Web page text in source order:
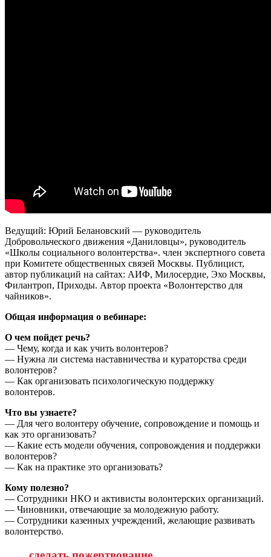
Ведущий: Юрий Белановский — руководитель
Добровольческого движения «Даниловцы», руководитель
«Школы социального волонтерства». член экспертного совета
при Комитете общественных связей Москвы. Публицист,
автор публикаций на сайтах: АИФ, Милосердие, Эхо Москвы,
Филантроп, Приходы. Автор проекта «Волонтерство для
чайников».
Общая информация о вебинаре:
О чем пойдет речь?
— Чему, когда и как учить волонтеров?
— Нужна ли система наставничества и кураторства среди
волонтеров?
— Как организовать психологическую поддержку
волонтеров.
Что вы узнаете?
— Для чего волонтеру обучение, сопровождение и помощь и
как это организовать?
— Какие есть модели обучения, сопровождения и поддержки
волонтеров?
— Как на практике это организовать?
Кому полезно?
— Сотрудники НКО и активисты волонтерских организаций.
— Чиновники, отвечающие за молодежную работу.
— Сотрудники казенных учреждений, желающие развивать
волонтерство.